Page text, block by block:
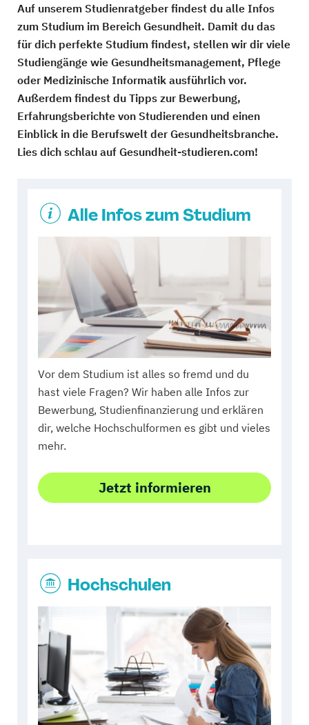
Auf unserem Studienratgeber findest du alle Infos
zum Studium im Bereich Gesundheit. Damit du das
für dich perfekte Studium findest, stellen wir dir viele
Studiengänge wie Gesundheitsmanagement, Pflege
oder Medizinische Informatik ausführlich vor.
Außerdem findest du Tipps zur Bewerbung,
Erfahrungsberichte von Studierenden und einen
Einblick in die Berufswelt der Gesundheitsbranche.
Lies dich schlau auf Gesundheit-studieren.com!
Alle Infos zum Studium
Vor dem Studium ist alles so fremd und du
hast viele Fragen? Wir haben alle Infos zur
Bewerbung, Studienfinanzierung und erklären
dir, welche Hochschulformen es gibt und vieles
mehr.
Jetzt informieren
Hochschulen